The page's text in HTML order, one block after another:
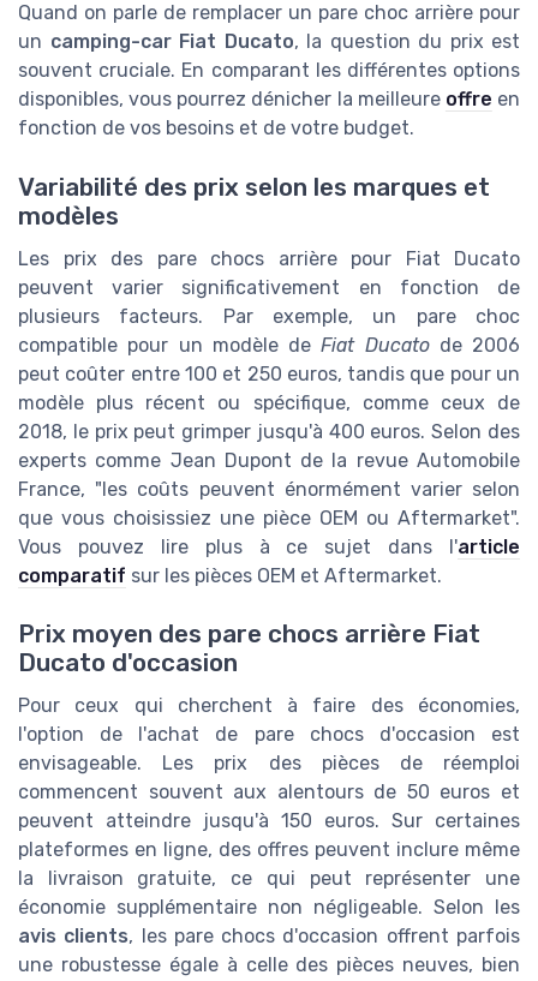
Quand on parle de remplacer un pare choc arrière pour
un camping-car Fiat Ducato, la question du prix est
souvent cruciale. En comparant les différentes options
disponibles, vous pourrez dénicher la meilleure offre en
fonction de vos besoins et de votre budget.
Variabilité des prix selon les marques et
modèles
Les prix des pare chocs arrière pour Fiat Ducato
peuvent varier significativement en fonction de
plusieurs facteurs. Par exemple, un pare choc
compatible pour un modèle deFiat Ducatode 2006
peut coûter entre 100 et 250 euros, tandis que pour un
modèle plus récent ou spécifique, comme ceux de
2018, le prix peut grimper jusqu'à 400 euros. Selon des
experts comme Jean Dupont de la revue Automobile
France, "les coûts peuvent énormément varier selon
que vous choisissiez une pièce OEM ou Aftermarket".
Vous pouvez lire plus à ce sujet dans l'article
comparatif sur les pièces OEM et Aftermarket.
Prix moyen des pare chocs arrière Fiat
Ducato d'occasion
Pour ceux qui cherchent à faire des économies,
l'option de l'achat de pare chocs d'occasion est
envisageable. Les prix des pièces de réemploi
commencent souvent aux alentours de 50 euros et
peuvent atteindre jusqu'à 150 euros. Sur certaines
plateformes en ligne, des offres peuvent inclure même
la livraison gratuite, ce qui peut représenter une
économie supplémentaire non négligeable. Selon les
avis clients, les pare chocs d'occasion offrent parfois
une robustesse égale à celle des pièces neuves, bien